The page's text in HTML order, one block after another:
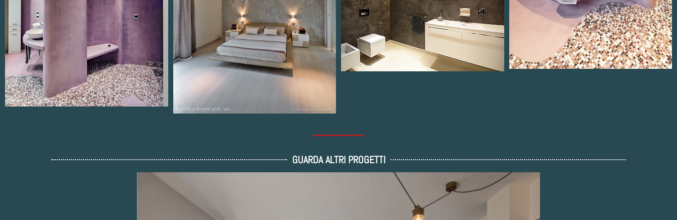
GUARDA ALTRI PROGETTI